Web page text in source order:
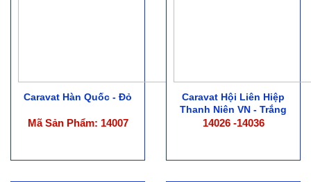
Caravat Hàn Quốc - Đỏ
Mã Sản Phẩm: 14007
Caravat Hội Liên Hiệp
Thanh Niên VN - Trắng
14026 -14036